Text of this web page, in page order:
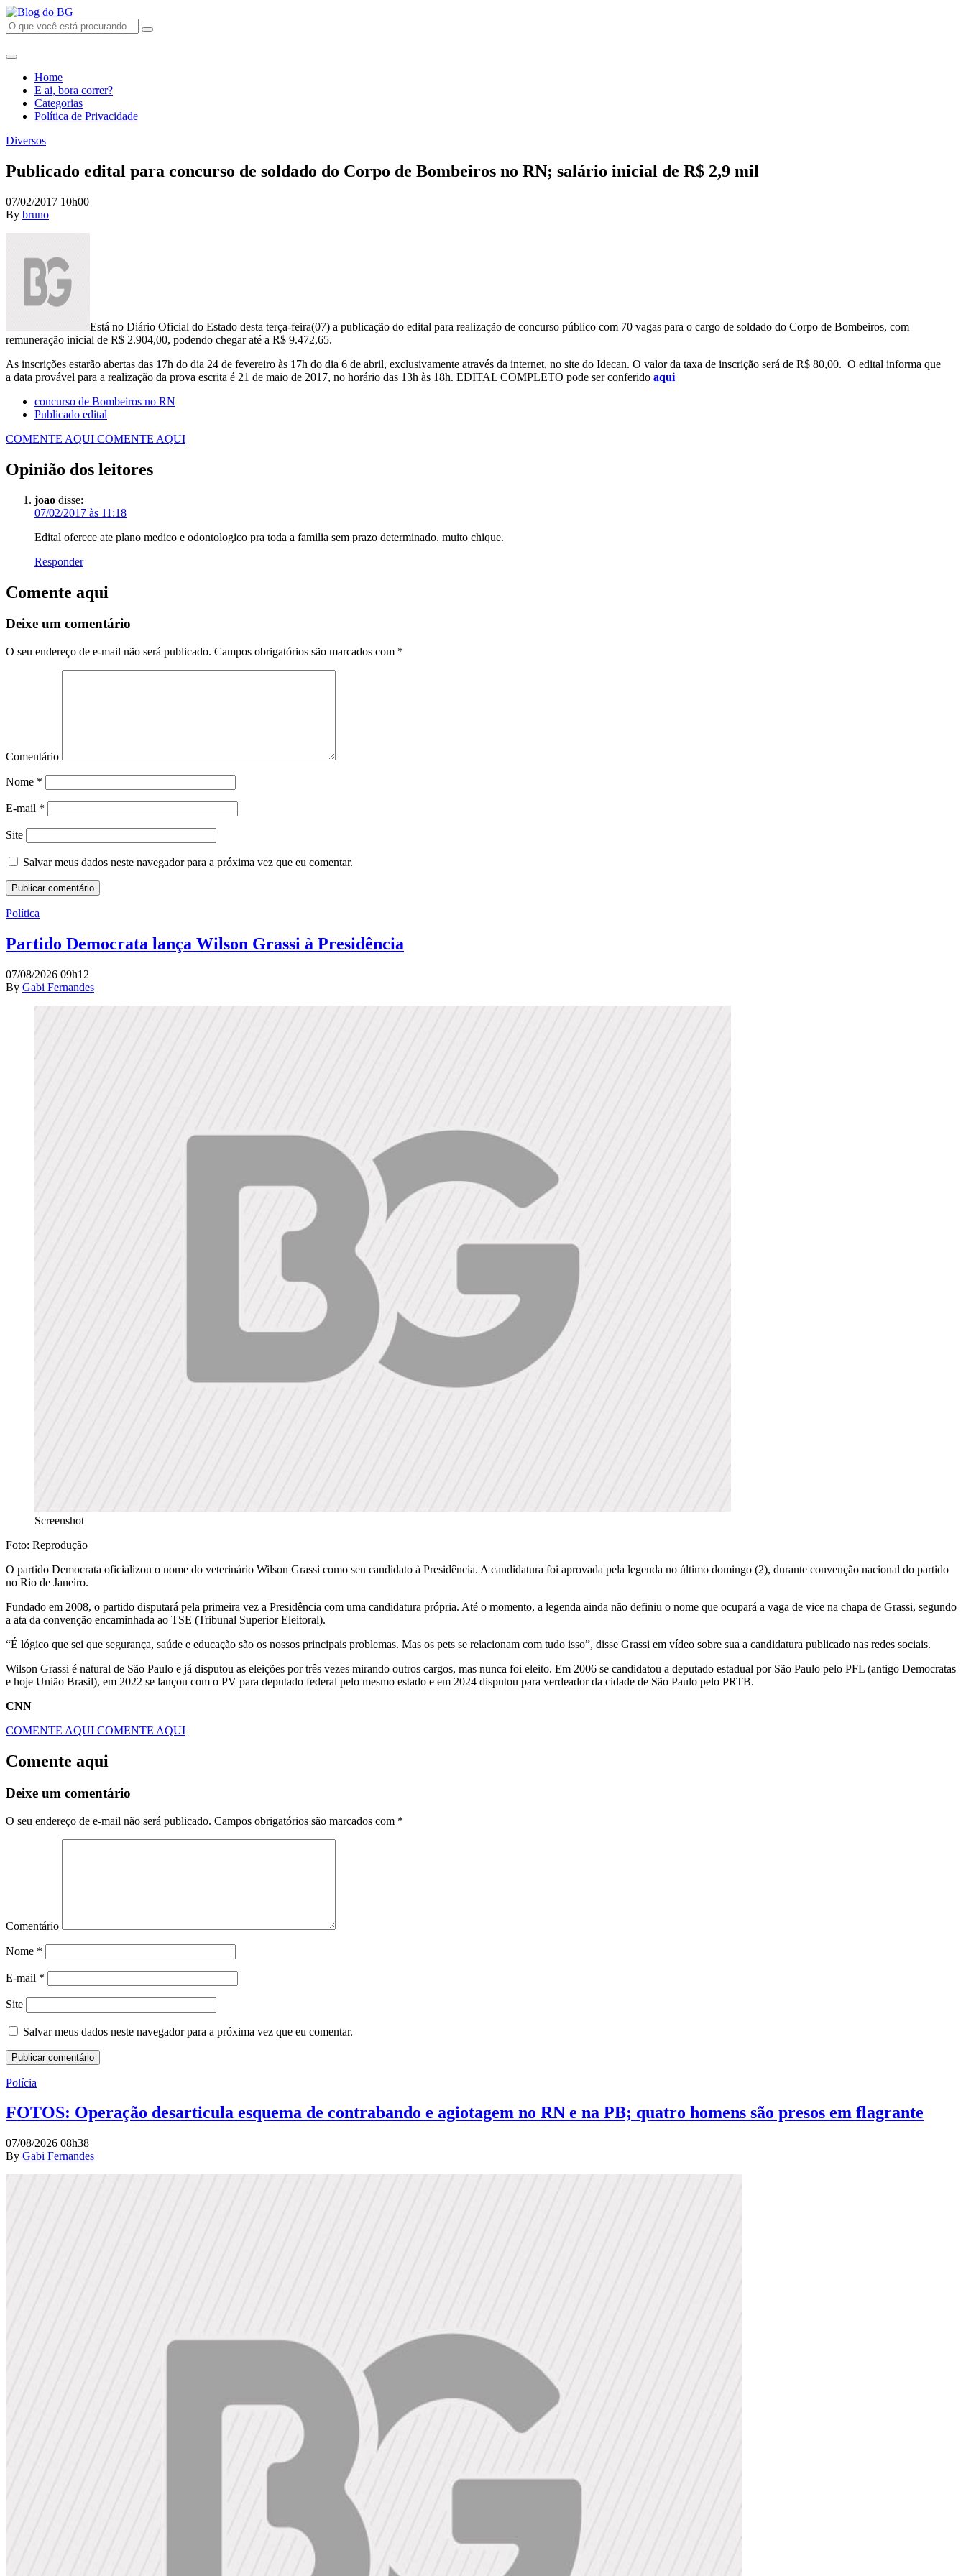
Home
E ai, bora correr?
Categorias
Política de Privacidade
Diversos
Publicado edital para concurso de soldado do Corpo de Bombeiros no RN; salário inicial de R$ 2,9 mil
07/02/2017 10h00
By bruno
Está no Diário Oficial do Estado desta terça-feira(07) a publicação do edital para realização de concurso público com 70 vagas para o cargo de soldado do Corpo de Bombeiros, com
remuneração inicial de R$ 2.904,00, podendo chegar até a R$ 9.472,65.
As inscrições estarão abertas das 17h do dia 24 de fevereiro às 17h do dia 6 de abril, exclusivamente através da internet, no site do Idecan. O valor da taxa de inscrição será de R$ 80,00. O edital informa que
a data provável para a realização da prova escrita é 21 de maio de 2017, no horário das 13h às 18h. EDITAL COMPLETO pode ser conferido aqui
concurso de Bombeiros no RN
Publicado edital
COMENTE AQUI COMENTE AQUI
Opinião dos leitores
joao disse:
07/02/2017 às 11:18
Edital oferece ate plano medico e odontologico pra toda a familia sem prazo determinado. muito chique.
Responder
Comente aqui
Deixe um comentário
O seu endereço de e-mail não será publicado. Campos obrigatórios são marcados com *
Comentário
Nome *
E-mail *
Site
Salvar meus dados neste navegador para a próxima vez que eu comentar.
Política
Partido Democrata lança Wilson Grassi à Presidência
07/08/2026 09h12
By Gabi Fernandes
Screenshot
Foto: Reprodução
O partido Democrata oficializou o nome do veterinário Wilson Grassi como seu candidato à Presidência. A candidatura foi aprovada pela legenda no último domingo (2), durante convenção nacional do partido
no Rio de Janeiro.
Fundado em 2008, o partido disputará pela primeira vez a Presidência com uma candidatura própria. Até o momento, a legenda ainda não definiu o nome que ocupará a vaga de vice na chapa de Grassi, segundo
a ata da convenção encaminhada ao TSE (Tribunal Superior Eleitoral).
“É lógico que sei que segurança, saúde e educação são os nossos principais problemas. Mas os pets se relacionam com tudo isso”, disse Grassi em vídeo sobre sua a candidatura publicado nas redes sociais.
Wilson Grassi é natural de São Paulo e já disputou as eleições por três vezes mirando outros cargos, mas nunca foi eleito. Em 2006 se candidatou a deputado estadual por São Paulo pelo PFL (antigo Democratas
e hoje União Brasil), em 2022 se lançou com o PV para deputado federal pelo mesmo estado e em 2024 disputou para verdeador da cidade de São Paulo pelo PRTB.
CNN
COMENTE AQUI COMENTE AQUI
Comente aqui
Deixe um comentário
O seu endereço de e-mail não será publicado. Campos obrigatórios são marcados com *
Comentário
Nome *
E-mail *
Site
Salvar meus dados neste navegador para a próxima vez que eu comentar.
Polícia
FOTOS: Operação desarticula esquema de contrabando e agiotagem no RN e na PB; quatro homens são presos em flagrante
07/08/2026 08h38
By Gabi Fernandes